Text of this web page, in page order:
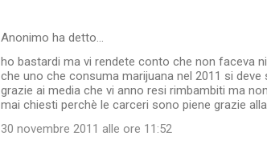
Anonimo ha detto…
ho bastardi ma vi rendete conto che non faceva
che uno che consuma marijuana nel 2011 si
grazie ai media che vi anno resi rimbambiti ma
mai chiesti perchè le carceri sono piene grazie
30 novembre 2011 alle ore 11:52